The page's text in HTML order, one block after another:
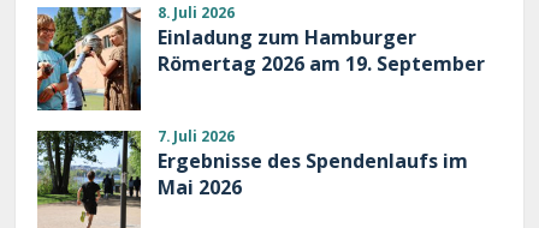
8. Juli 2026
Einladung zum Hamburger
Römertag 2026 am 19. September
7. Juli 2026
Ergebnisse des Spendenlaufs im
Mai 2026